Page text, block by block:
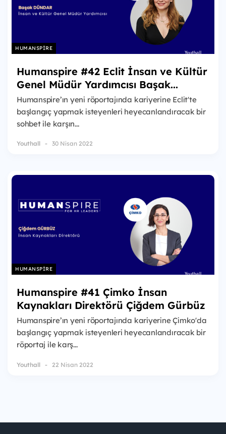
HUMANSPIRE
Humanspire #42 Eclit İnsan ve Kültür
Genel Müdür Yardımcısı Başak...
Humanspire’ın yeni röportajında kariyerine Eclit'te
başlangıç yapmak isteyenleri heyecanlandıracak bir
sohbet ile karşın...
Youthall 30 Nisan 2022
HUMANSPIRE
Humanspire #41 Çimko İnsan
Kaynakları Direktörü Çiğdem Gürbüz
Humanspire’ın yeni röportajında kariyerine Çimko'da
başlangıç yapmak isteyenleri heyecanlandıracak bir
röportaj ile karş...
Youthall 22 Nisan 2022